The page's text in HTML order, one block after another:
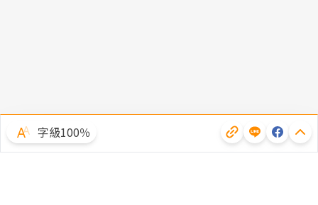
字級100％